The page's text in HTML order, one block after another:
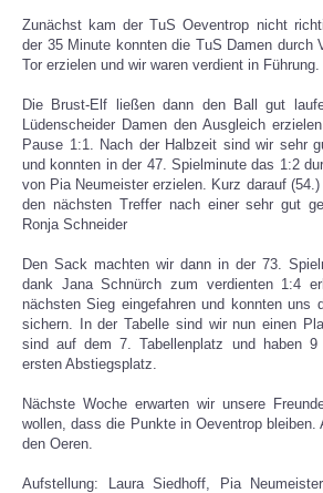
SPORTHEIM
Zunächst kam der TuS Oeventrop nicht
der 35 Minute konnten die TuS Damen durch
Tor erzielen und wir waren verdient in Führung.
Die Brust-Elf ließen dann den Ball gut
Lüdenscheider Damen den Ausgleich
Pause 1:1. Nach der Halbzeit sind wir sehr
und konnten in der 47. Spielminute das 1:2
von Pia Neumeister erzielen. Kurz darauf
den nächsten Treffer nach einer sehr gut
Ronja Schneider
Den Sack machten wir dann in der 73.
dank Jana Schnürch zum verdienten 1:4
nächsten Sieg eingefahren und konnten uns
sichern. In der Tabelle sind wir nun einen
sind auf dem 7. Tabellenplatz und haben 9
ersten Abstiegsplatz.
Nächste Woche erwarten wir unsere
wollen, dass die Punkte in Oeventrop
den Oeren.
Aufstellung: Laura Siedhoff, Pia